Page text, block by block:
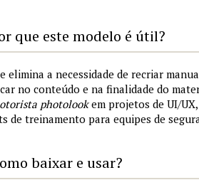
que este modelo é útil?
elimina a necessidade de recriar
no conteúdo e na finalidade do
photolookem projetos de UI/
de treinamento para equipes de
baixar e usar?